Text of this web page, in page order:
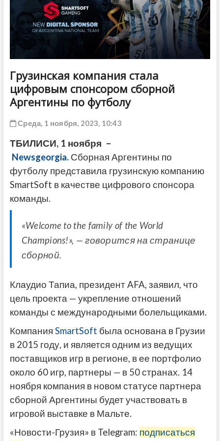
Грузинская компания стала
цифровым спонсором сборной
Аргентины по футболу
Среда, 1 ноября, 2023, 10:43
ТБИЛИСИ, 1 ноября –
Newsgeorgia. Сборная Аргентины по
футболу представила грузинскую компанию
SmartSoft в качестве цифрового спонсора
команды.
«Welcome to the family of the World
Champions!», — говорится на странице
сборной.
Клаудио Тапиа, президент AFA, заявил, что
цель проекта — укрепление отношений
команды с международными болельщиками.
Компания SmartSoft была основана в Грузии
в 2015 году, и является одним из ведущих
поставщиков игр в регионе, в ее портфолио
около 60 игр, партнеры — в 50 странах. 14
ноября компания в новом статусе партнера
сборной Аргентины будет участвовать в
игровой выставке в Мальте.
«Новости-Грузия» в Telegram: подписаться